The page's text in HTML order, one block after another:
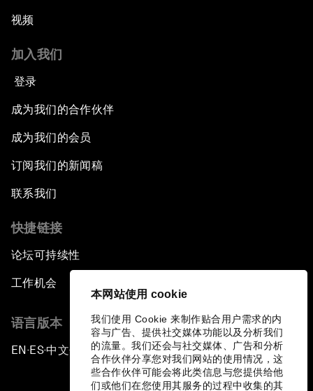
本网站使用 cookie
我们使用 Cookie 来制作贴合用户需求的内
容与广告、提供社交媒体功能以及分析我们
的流量。我们还会与社交媒体、广告和分析
合作伙伴分享您对我们网站的使用情况，这
些合作伙伴可能会将此类信息与您提供给他
们或他们在您使用其服务的过程中收集的其
视频
加入我们
登录
成为我们的合作伙伴
成为我们的会员
订阅我们的新闻稿
联系我们
快捷链接
论坛可持续性
工作机会
语言版本
EN ▪ ES▪中文▪ 日本語